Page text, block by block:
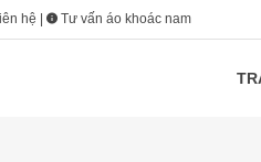
hệ Tư vấn áo khoác nam